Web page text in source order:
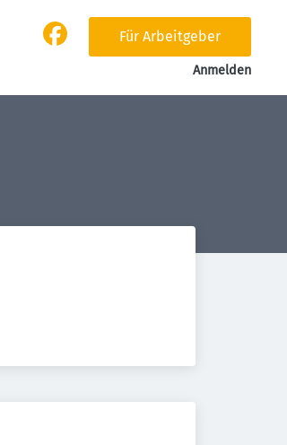
Für Arbeitgeber
Anmelden